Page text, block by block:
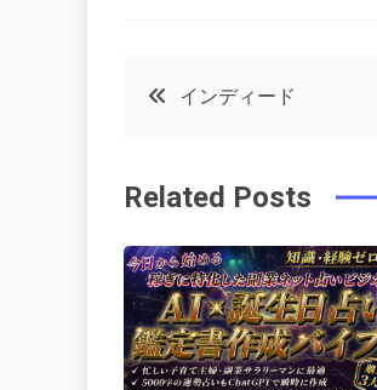
o
k
r
e
t
in
投
ナ
ビ
ゲ
インディード
Related Posts